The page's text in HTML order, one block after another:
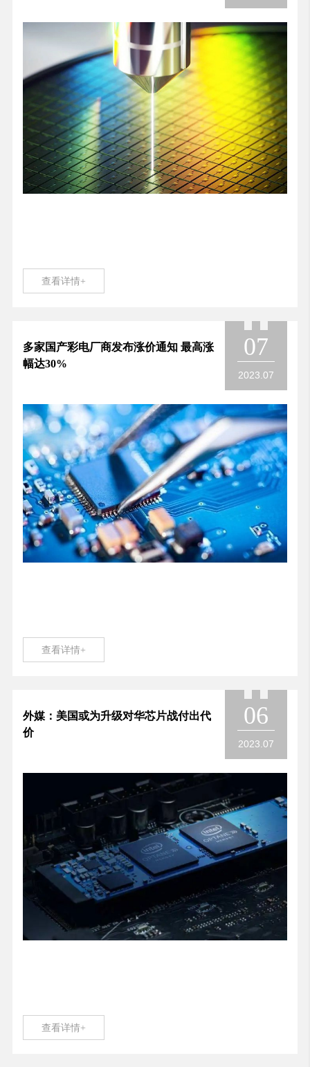
查看详情+
多家国产彩电厂商发布涨价通知 最高涨
幅达30%
07
2023.07
查看详情+
外媒：美国或为升级对华芯片战付出代
价
06
2023.07
查看详情+